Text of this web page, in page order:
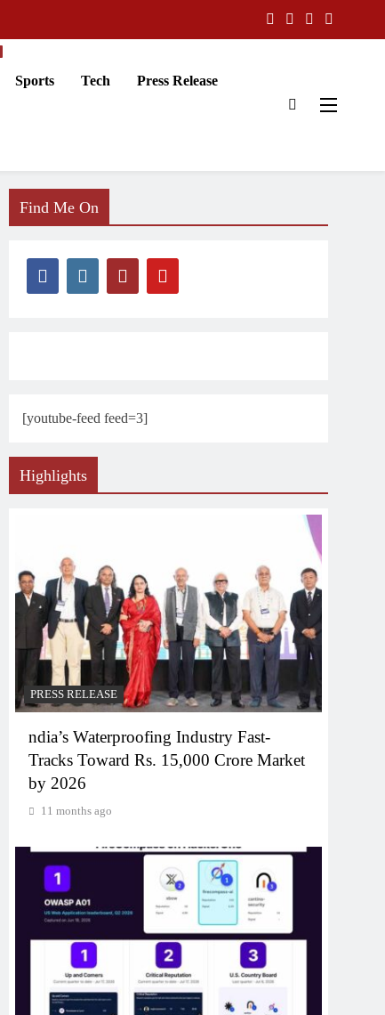
Sports Tech Press Release
Find Me On
[youtube-feed feed=3]
Highlights
PRESS RELEASE
ndia’s Waterproofing Industry Fast-
Tracks Toward Rs. 15,000 Crore Market
by 2026
11 months ago